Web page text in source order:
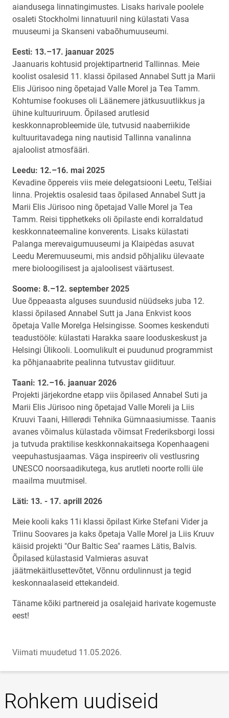
aiandusega linnatingimustes. Lisaks harivale poolele
osaleti Stockholmi linnatuuril ning külastati Vasa
muuseumi ja Skanseni vabaõhumuuseumi.
Eesti: 13.–17. jaanuar 2025
Jaanuaris kohtusid projektipartnerid Tallinnas. Meie
koolist osalesid 11. klassi õpilased Annabel Sutt ja Marii
Elis Jürisoo ning õpetajad Valle Morel ja Tea Tamm.
Kohtumise fookuses oli Läänemere jätkusuutlikkus ja
ühine kultuuriruum. Õpilased arutlesid
keskkonnaprobleemide üle, tutvusid naaberriikide
kultuuritavadega ning nautisid Tallinna vanalinna
ajaloolist atmosfääri.
Leedu: 12.–16. mai 2025
Kevadine õppereis viis meie delegatsiooni Leetu, Telšiai
linna. Projektis osalesid taas õpilased Annabel Sutt ja
Marii Elis Jürisoo ning õpetajad Valle Morel ja Tea
Tamm. Reisi tipphetkeks oli õpilaste endi korraldatud
keskkonnateemaline konverents. Lisaks külastati
Palanga merevaigumuuseumi ja Klaipėdas asuvat
Leedu Meremuuseumi, mis andsid põhjaliku ülevaate
mere bioloogilisest ja ajaloolisest väärtusest.
Soome: 8.–12. september 2025
Uue õppeaasta alguses suundusid nüüdseks juba 12.
klassi õpilased Annabel Sutt ja Jana Enkvist koos
õpetaja Valle Morelga Helsingisse. Soomes keskenduti
teadustööle: külastati Harakka saare looduskeskust ja
Helsingi Ülikooli. Loomulikult ei puudunud programmist
ka põhjanaabrite pealinna tutvustav giidituur.
Taani: 12.–16. jaanuar 2026
Projekti järjekordne etapp viis õpilased Annabel Suti ja
Marii Elis Jürisoo ning õpetajad Valle Moreli ja Liis
Kruuvi Taani, Hillerødi Tehnika Gümnaasiumisse. Taanis
avanes võimalus külastada võimsat Frederiksborgi lossi
ja tutvuda praktilise keskkonnakaitsega Kopenhaageni
veepuhastusjaamas. Väga inspireeriv oli vestlusring
UNESCO noorsaadikutega, kus arutleti noorte rolli üle
maailma muutmisel.
Läti: 13. - 17. aprill 2026
Meie kooli kaks 11i klassi õpilast Kirke Stefani Vider ja
Triinu Soovares ja kaks õpetaja Valle Morel ja Liis Kruuv
käisid projekti "Our Baltic Sea" raames Lätis, Balvis.
Õpilased külastasid Valmieras asuvat
jäätmekäitlusettevõtet, Võnnu ordulinnust ja tegid
keskonnaalaseid ettekandeid.
Täname kõiki partnereid ja osalejaid harivate kogemuste
eest!
Viimati muudetud 11.05.2026.
Rohkem uudiseid